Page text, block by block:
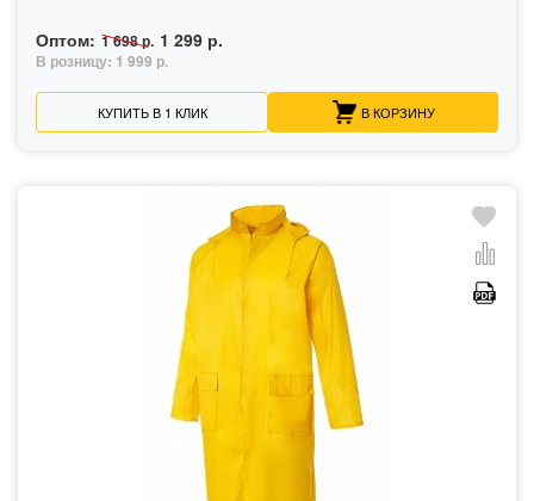
Оптом: 1 698 р. 1 299 р.
В розницу: 1 999 р.
КУПИТЬ В 1 КЛИК В КОРЗИНУ